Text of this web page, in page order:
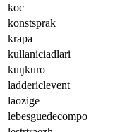
koc
konstsprak
krapa
kullaniciadlari
kuŋkuɾo
laddericlevent
laozige
lebesguedecompo